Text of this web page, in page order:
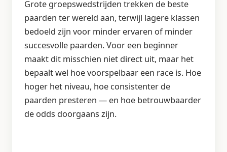
Grote groepswedstrijden trekken de beste
paarden ter wereld aan, terwijl lagere klassen
bedoeld zijn voor minder ervaren of minder
succesvolle paarden. Voor een beginner
maakt dit misschien niet direct uit, maar het
bepaalt wel hoe voorspelbaar een race is. Hoe
hoger het niveau, hoe consistenter de
paarden presteren — en hoe betrouwbaarder
de odds doorgaans zijn.